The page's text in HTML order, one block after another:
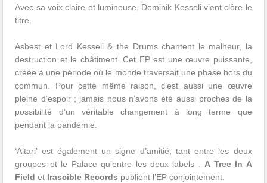
Avec sa voix claire et lumineuse, Dominik Kesseli vient clôre le
titre.
Asbest et Lord Kesseli & the Drums chantent le malheur, la
destruction et le châtiment. Cet EP est une œuvre puissante,
créée à une période où le monde traversait une phase hors du
commun. Pour cette même raison, c’est aussi une œuvre
pleine d’espoir ; jamais nous n’avons été aussi proches de la
possibilité d’un véritable changement à long terme que
pendant la pandémie.
‘Altari’ est également un signe d’amitié, tant entre les deux
groupes et le Palace qu’entre les deux labels : A Tree In A
Field et Irascible Records publient l’EP conjointement.